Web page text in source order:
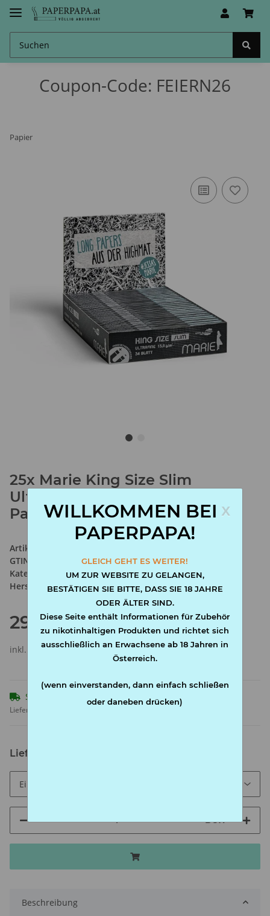
Coupon-Code: FEIERN26
Papier
25x Marie King Size Slim
Ultrafine marie Box (25x33)
Papers Blättchen
Artikelnummer:
GTIN:
4002604571838
Kategorie:
Papier
Hersteller: Marie
29,90 €
inkl. 20% USt. ,Versandkostenfreie Lieferung(AT frei)
Sofort verfügbar
Lieferzeit: (AT - Ausland abweichend)
Lieferinterval
BOX
Beschreibung
x
WILLKOMMEN BEI
PAPERPAPA!
GLEICH GEHT ES WEITER!
UM ZUR WEBSITE ZU GELANGEN,
BESTÄTIGEN SIE BITTE, DASS SIE 18 JAHRE
ODER ÄLTER SIND.
Diese Seite enthält Informationen für Zubehör
zu nikotinhaltigen Produkten und richtet sich
ausschließlich an Erwachsene ab 18 Jahren in
Österreich.
(wenn einverstanden, dann einfach schließen
oder daneben drücken)